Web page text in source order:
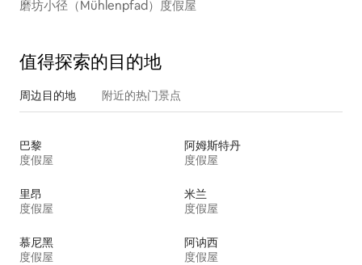
磨坊小径（Mühlenpfad）度假屋
值得探索的目的地
周边目的地 附近的热门景点
巴黎
度假屋
阿姆斯特丹
度假屋
里昂
度假屋
米兰
度假屋
慕尼黑
度假屋
阿讷西
度假屋